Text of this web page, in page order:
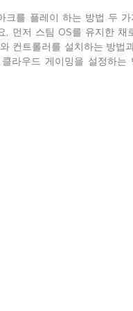
크를 플레이 하는 방법 두 가
, 먼저 스팀 OS를 유지한 채
컨트롤러를 설치하는 방법
라우드 게이밍을 설정하는